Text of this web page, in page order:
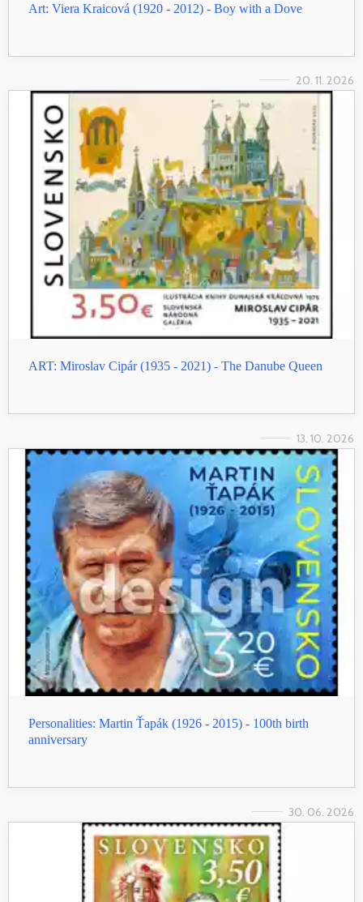
Art: Viera Kraicová (1920 - 2012) - Boy with a Dove
20. 11. 2026
ART: Miroslav Cipár (1935 - 2021) - The Danube Queen
13. 10. 2026
Personalities: Martin Ťapák (1926 - 2015) - 100th birth
anniversary
30. 06. 2026